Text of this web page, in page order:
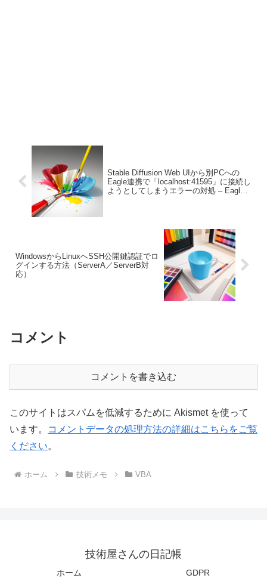
Stable Diffusion Web UIから別PCへの
Eagle連携で「localhost:41595」に接続し
ようとしてしまうエラーの対処 – Eagle-
WindowsからLinuxへSSH公開鍵認証でロ
グインする方法（ServerA／ServerB対
応）
コメント
コメントを書き込む
このサイトはスパムを低減するために Akismet を使って
います。
コメントデータの処理方法の詳細はこちらをご覧
ください。
ホーム 技術メモ VBA
技術屋さんの日記帳
ホーム GDPR